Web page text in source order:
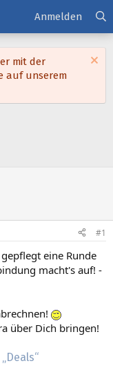
Anmelden
mit der
auf unserem
#1
eine Runde
macht's auf! -
über Dich bringen!